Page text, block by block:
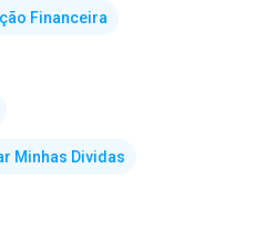
Financeira
Minhas Dividas